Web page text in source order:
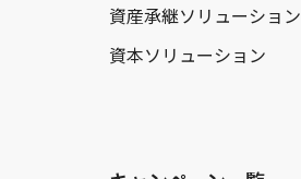
資産承継ソリューション
資本ソリューション